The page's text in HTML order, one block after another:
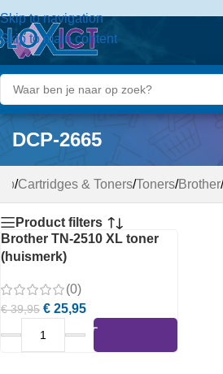
de
inhoud
Skip to navigation
Skip to main content
DCP-2665
/Cartridges & Toners/Toners/Brother/
Product filters
Brother TN-2510 XL toner
(huismerk)
(0)
€39,95 € 25,95